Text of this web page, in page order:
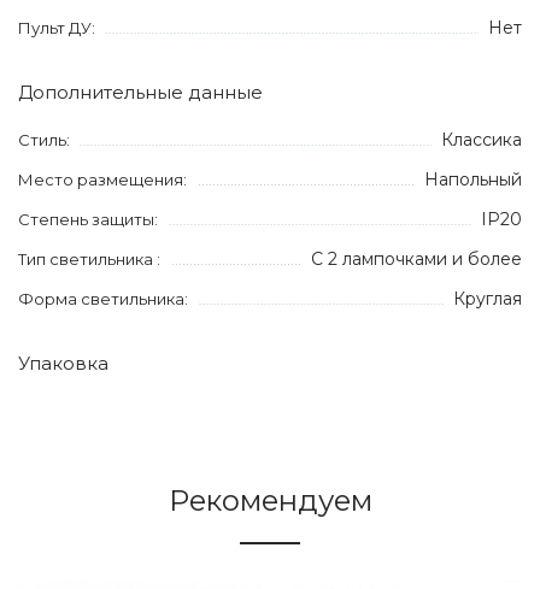
Пульт ДУ: Нет
Дополнительные данные
Стиль: Классика
Место размещения: Напольный
Степень защиты: IP20
Тип светильника : С 2 лампочками и более
Форма светильника: Круглая
Упаковка
Рекомендуем